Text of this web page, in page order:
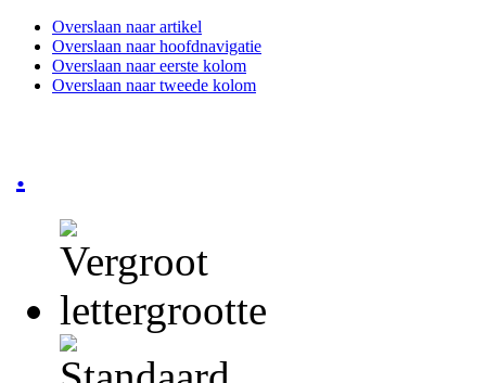
Overslaan naar artikel
Overslaan naar hoofdnavigatie
Overslaan naar eerste kolom
Overslaan naar tweede kolom
.